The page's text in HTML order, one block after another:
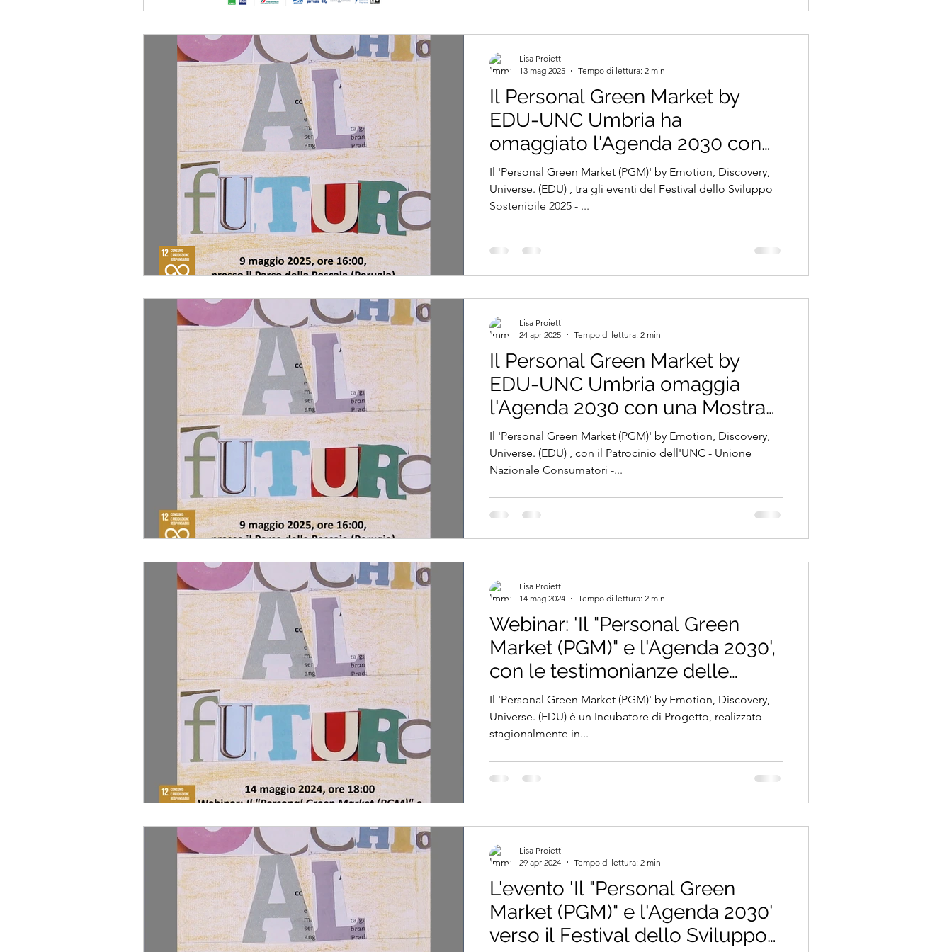
progetto, rispetto agli Obiettivi dell'Agenda 2030, in
Il Personal Green Market by
EDU-UNC Umbria ha
omaggiato l'Agenda 2030 con
una Mostra-campione, tra gli
eventi del Festival dello
Sviluppo Sostenibile 2025.
Il 'Personal Green Market (PGM)' by Emotion, Discovery,
Universe. (EDU) , tra gli eventi del Festival dello Sviluppo
Sostenibile 2025 - ...
Lisa Proietti
13 mag 2025
Tempo di lettura: 2 min
Il Personal Green Market by
EDU-UNC Umbria omaggia
l'Agenda 2030 con una Mostra-
campione, tra gli eventi del
Festival dello Sviluppo
Sostenibile 2025.
Il 'Personal Green Market (PGM)' by Emotion, Discovery,
Universe. (EDU) , con il Patrocinio dell'UNC - Unione
Nazionale Consumatori -...
Lisa Proietti
24 apr 2025
Tempo di lettura: 2 min
Webinar: 'Il "Personal Green
Market (PGM)" e l'Agenda 2030',
con le testimonianze delle
prime Pioniere del PGM, nel
Festival dello Sviluppo
Sostenibile 2024.
Il 'Personal Green Market (PGM)' by Emotion, Discovery,
Universe. (EDU) è un Incubatore di Progetto, realizzato
stagionalmente in...
Lisa Proietti
14 mag 2024
Tempo di lettura: 2 min
L'evento 'Il "Personal Green
Market (PGM)" e l'Agenda 2030'
verso il Festival dello Sviluppo
Lisa Proietti
29 apr 2024
Tempo di lettura: 2 min